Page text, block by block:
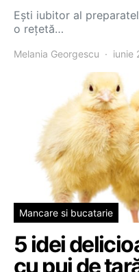
Ești iubitor al
o rețetă…
Melania Georgescu iunie
Mancare si bucatarie
5 idei
cu pui de